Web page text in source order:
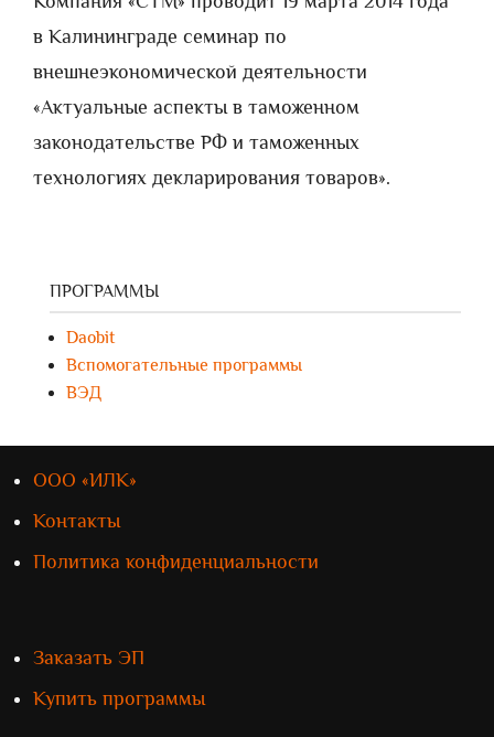
в Калининграде семинар по
внешнеэкономической деятельности
«Актуальные аспекты в таможенном
законодательстве РФ и таможенных
технологиях декларирования товаров».
ПРОГРАММЫ
Daobit
Вспомогательные программы
ВЭД
ООО «ИЛК»
Контакты
Политика конфиденциальности
Заказать ЭП
Купить программы